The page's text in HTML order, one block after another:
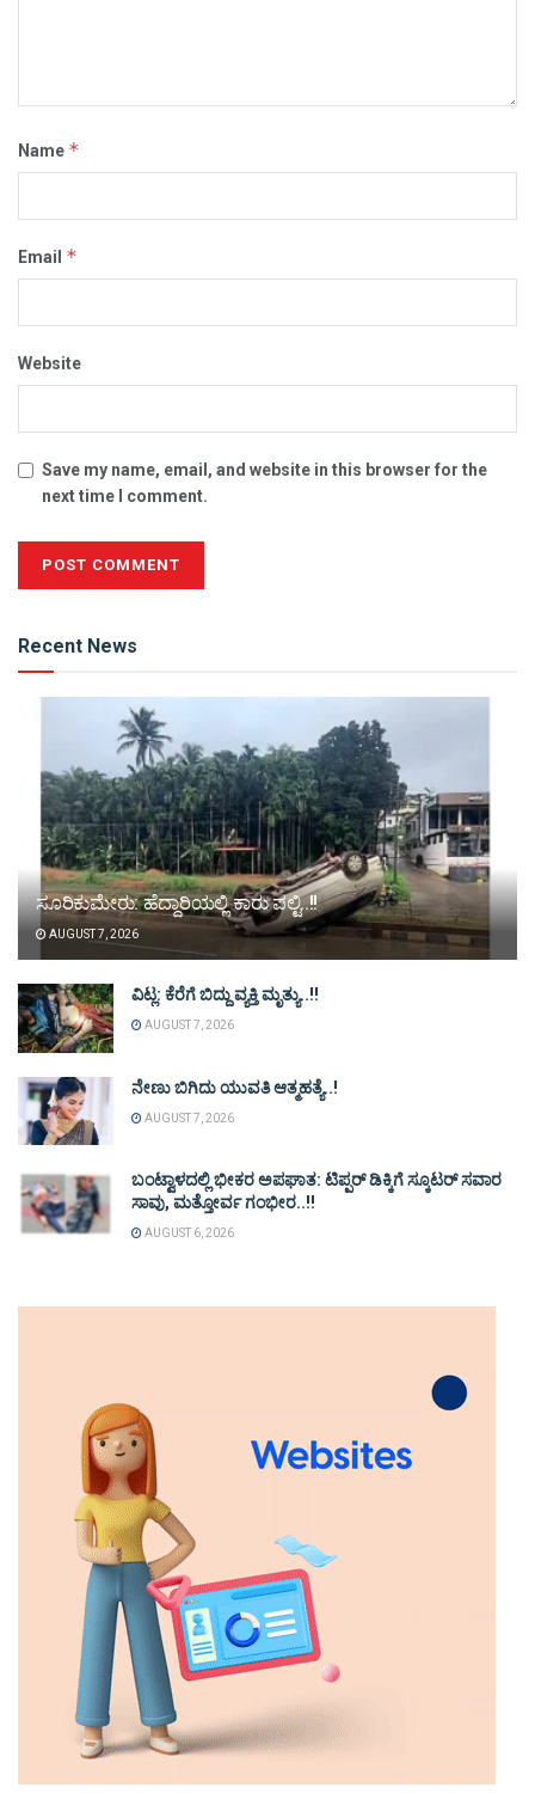
Name *
Email *
Website
Save my name, email, and website in this browser for the
next time I comment.
Recent News
ಸೂರಿಕುಮೇರು: ಹೆದ್ದಾರಿಯಲ್ಲಿ ಕಾರು ಪಲ್ಟಿ..!!
AUGUST 7, 2026
ವಿಟ್ಲ: ಕೆರೆಗೆ ಬಿದ್ದು ವ್ಯಕ್ತಿ ಮೃತ್ಯು..!!
AUGUST 7, 2026
ನೇಣು ಬಿಗಿದು ಯುವತಿ ಆತ್ಮಹತ್ಯೆ..!
AUGUST 7, 2026
ಬಂಟ್ವಾಳದಲ್ಲಿ ಭೀಕರ ಅಪಘಾತ: ಟಿಪ್ಪರ್ ಡಿಕ್ಕಿಗೆ ಸ್ಕೂಟರ್ ಸವಾರ
ಸಾವು, ಮತ್ತೋರ್ವ ಗಂಭೀರ..!!
AUGUST 6, 2026